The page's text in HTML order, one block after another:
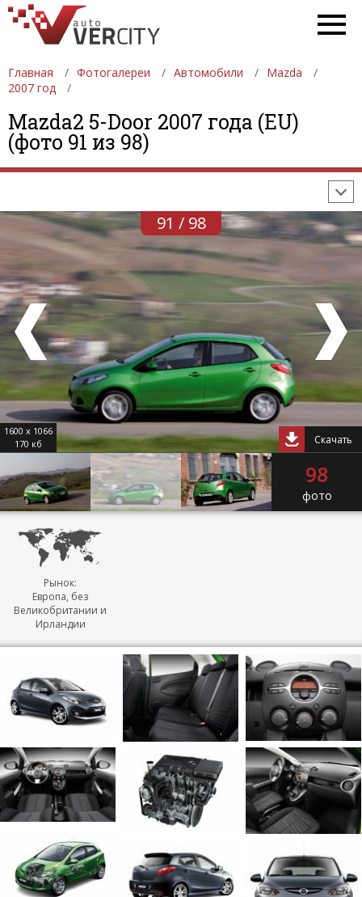
Главная Фотогалереи Автомобили
Mazda
2007 год
Mazda2 5-Door 2007 года (EU)
(фото 91 из 98)
ФОТОГАЛЕРЕИ АВТОМОБИЛИ
ДЕВУШКИ
АВТОСАЛОНЫ
ФОРМУЛА-1
91 / 98
1600 x 1066
170 кб
Скачать
98
фото
Рынок:
Европа, без
Великобритании и
Ирландии